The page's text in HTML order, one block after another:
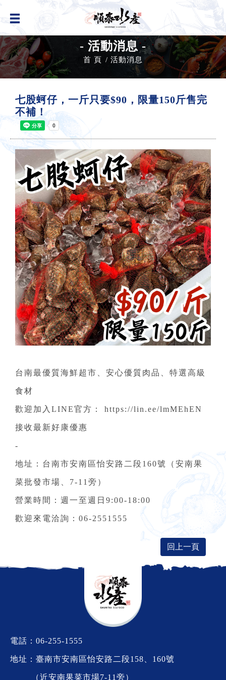
- 活動消息 -
首 頁 活動消息
七股蚵仔，一斤只要$90，限量150斤售完
不補！
台南最優質海鮮超市、安心優質肉品、特選高級
食材
歡迎加入LINE官方： https://lin.ee/lmMEhEN
接收最新好康優惠
-
地址：台南市安南區怡安路二段160號（安南果
菜批發市場、7-11旁）
營業時間：週一至週日9:00-18:00
歡迎來電洽詢：06-2551555
回上一頁
電話： 06-255-1555
地址：臺南市安南區怡安路二段158、160號
（近安南果菜市場7-11旁）